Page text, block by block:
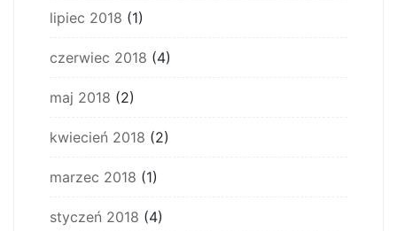
lipiec 2018 (1)
czerwiec 2018 (4)
maj 2018 (2)
kwiecień 2018 (2)
marzec 2018 (1)
styczeń 2018 (4)